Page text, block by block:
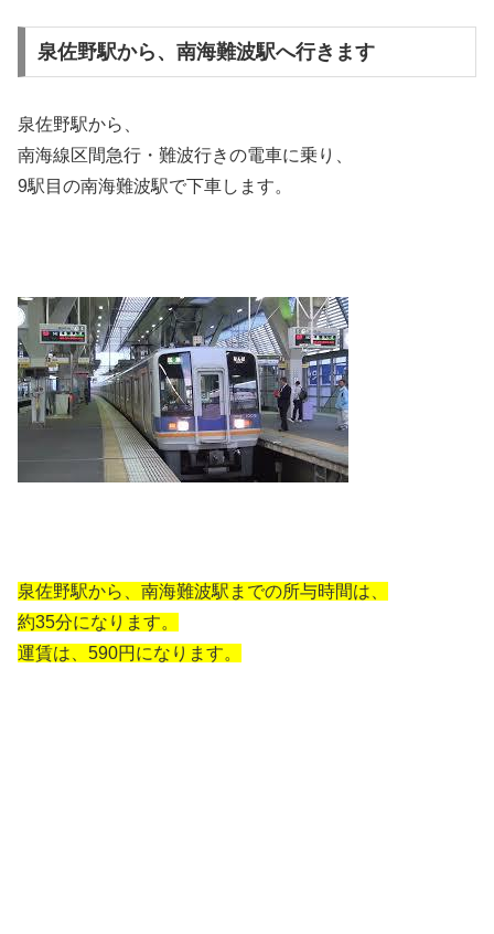
泉佐野駅から、南海難波駅へ行きます
泉佐野駅から、
南海線区間急行・難波行きの電車に乗り、
9駅目の南海難波駅で下車します。
泉佐野駅から、南海難波駅までの所与時間は、
約35分になります。
運賃は、590円になります。